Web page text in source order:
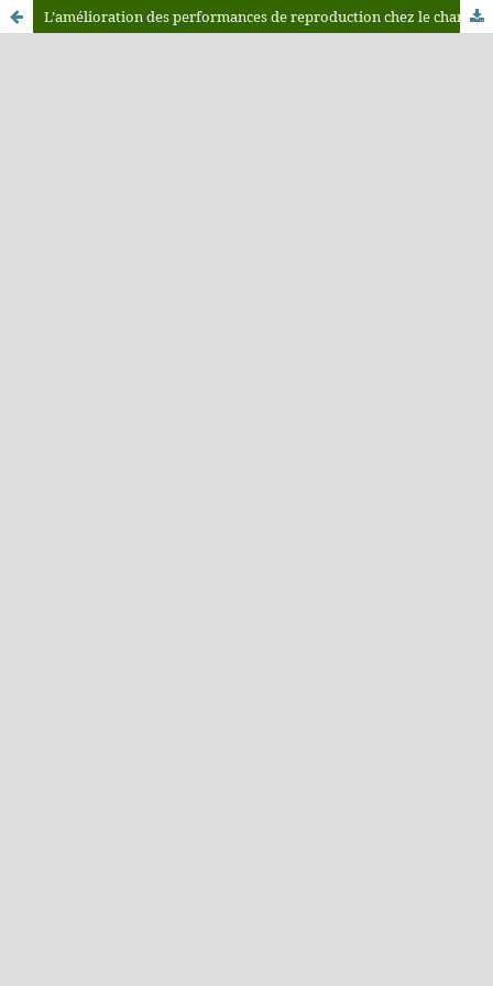
L’amélioration des performances de reproduction chez le chameau: juste une question technique?